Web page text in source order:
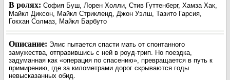
В ролях: София Буш, Лорен Холли, Стив Гуттенберг, Хамза Хак,
Майкл Диксон, Майкл Стрикленд, Джон Уэлш, Тазито Гарсия,
Гокхан Солмаз, Майкл Барбуто
Описание: Элис пытается спасти мать от спонтанного
замужества, отправившись с ней в роуд-трип. Но поездка,
задуманная как «операция по спасению», превращается в путь к
примирению, где за километрами дорог скрываются годы
невысказанных обид.